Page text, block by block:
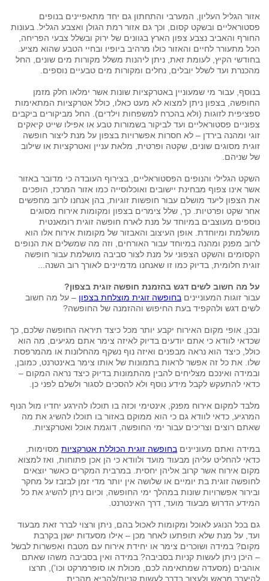
אזור הגליל העליון, המערבי והתחתון גם יחד מתאפיינים בנופים
פסטוראליים ובשקט קסום, וכך גם אזור רמת הגולן ואצבע הגליל. בעונות
החורף והאביב נצבע צפון הארץ בגוונים של ירוק ובשלל צבעי הפריחה,
הכל מתעורר לחיים והאזור כולו מרהיב ביופיו ובחיי הטבע שהוא מציע.
בחודשי הקיץ, לעומת זאת, ניתן ליהנות משלל מקורות מים שונים, החל
מהכנרת ועד לשלל יובלים, נחלים ומקורות מים טבעיים נוספים.
בנוסף, עבור מי שמעוניין באטרקציות שונות אשר ימלאו חלק מזמן
החופשה, בצפון ניתן למצוא לא מעט כאלו, כולל אטרקציות המתאימות
ספציפית לזוגות (ולא בהכרח למשפחות וילדים). החל מביקורים ביקבים
צפוניים פסטוראליים ועד לביקור בשמורות טבע או אפילו שייט קיאקים
זוגי ומהנה בירדן – לא חסרות אפשרויות בצפון על מנת ליצור חופשה
זוגית מסוגים שונים, שקטה ופרטית, מלאת עניין ואטרקציות או שילוב
של שניהם.
השקט הגלילי והנופים הפסטוראליים, בצירוף העובדה כי מדובר באזור
אשר אינו צפוף מבחינת יישובים ואוכלוסייה כמו אזור המרכז, הופכים
את הצפון ליעד מושלם עבור חופשות זוגיות, בהן אנחנו לרוב מחפשים
אחר שקט ופרטיות. כך, שלל צימרים בצפון ומקומות אירוח מסוגים
נוספים מעוצבים במיוחד על מנת לארח חופשה זוגית רומאנטית
מושלמת ומיוחדת. אופן העיצוב והאבזור של מקומות אירוח אלו הוא
לרוב מפנק ומהנה במיוחד עבור האורחים, וזה מה שמשלים את הנופים
הקסומים והשקט הצפוני על מנת לצור סביבה מושלמת עבור חופשה
זוגית חלומית, בדיוק כמו זו שאנחנו מדמיינים לאורך רוב השנה...
על מה חשוב לשים דגש בהזמנת חופשה זוגית בצפון?
עבור זוגות המעוניינים בחופשה זוגית מוצלחת בצפון – על מה חשוב
לשים דגש ולהקפיד בעת החיפוש וההזמנה של החופשה?
ובכן, אופי מקום האירוח יקבע יותר מכל כיצד תיראה החופשה שלכם, כך
שכדאי לוודא כי אתם יודעים בדיוק לאיזה צימר אתם מגיעים, מה הוא
כולל, כיצד הוא נראה מבפנים ואיזה נוף נשקף מהחלונות או מהמרפסת
שלו. את כל זה אפשר לראות בתמונות של אותו צימר באינטרנט, כמובן,
ובמידה ואינכם מצליחים להבין מהתמונות בדיוק כיצד נראה המקום –
כדאי להתעקש לקבל מידע נוסף ולא להסכים לסגור ולשלם לפני כן.
מלבד למקום אירוח מפנק, אינטימי וכזה בו תוכלו להירגע יחדיו מול הנוף
המרגיע, כדאי לוודא גם כי הוא ממוקם באזור בו תוכלו להשיג את מה
שאתם רוצים וצריכים עבור ימי החופשה, דוגמת אוכל ואטרקציות.
במידה ואתם מעוניינים בחופשה זוגית הכוללת אטרקציות מסוימות,
כדאי להחליט עליהן מבעוד מועד ולוודא כי הן אכן פתוחות, ואז למצוא
מקום אירוח אשר קרוב אליהן יחסית. במרבית המקרים כאשר יוצאים
לחופשה זוגית בת יומיים או שלושה אין יותר מדי זמן לבזבז על מחקר
ובירור אפשרויות שונות במהלך ימי החופשה, וכיום ניתן להשיג את כל
המידע הדרוש מבעוד מועד, דרך האינטרנט.
גם בכל הנוגע לאוכל ומקומות לאכול בהם, ניתן ורצוי לברר זאת מבעוד
ועד, על מנת שלא תופתעו לאחר מכן – אילו מסעדות ישנן בקרבת
מקום? במידה ושוכרים צימר או יחידת אירוח עם מטבח ואפשרות לבשל
– היכן ניתן לעשות קניות בסביבה? במידה ואין בסביבה משהו שאתם
אוהבים (מסעדה שמתאימה לכם, מכולת או סופרמרקט וכו'), תרצו
להיערך מראש ולעצור בדרך לעשות קניות/להביא מהבית.